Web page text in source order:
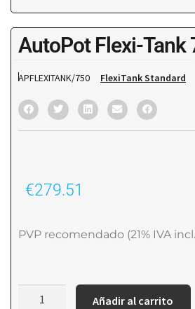
AutoPot Flexi-Tank
APFLEXITANK/750 FlexiTank Standard
€279.51
PVP recomendado (21% IVA
Añadir al carrito